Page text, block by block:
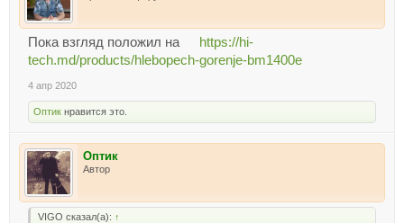
Пока взгляд положил на
https://hi-
tech.md/products/hlebopech-gorenje-bm1400e
4 апр 2020
Оптик нравится это.
Оптик
Автор
VIGO сказал(а): ↑